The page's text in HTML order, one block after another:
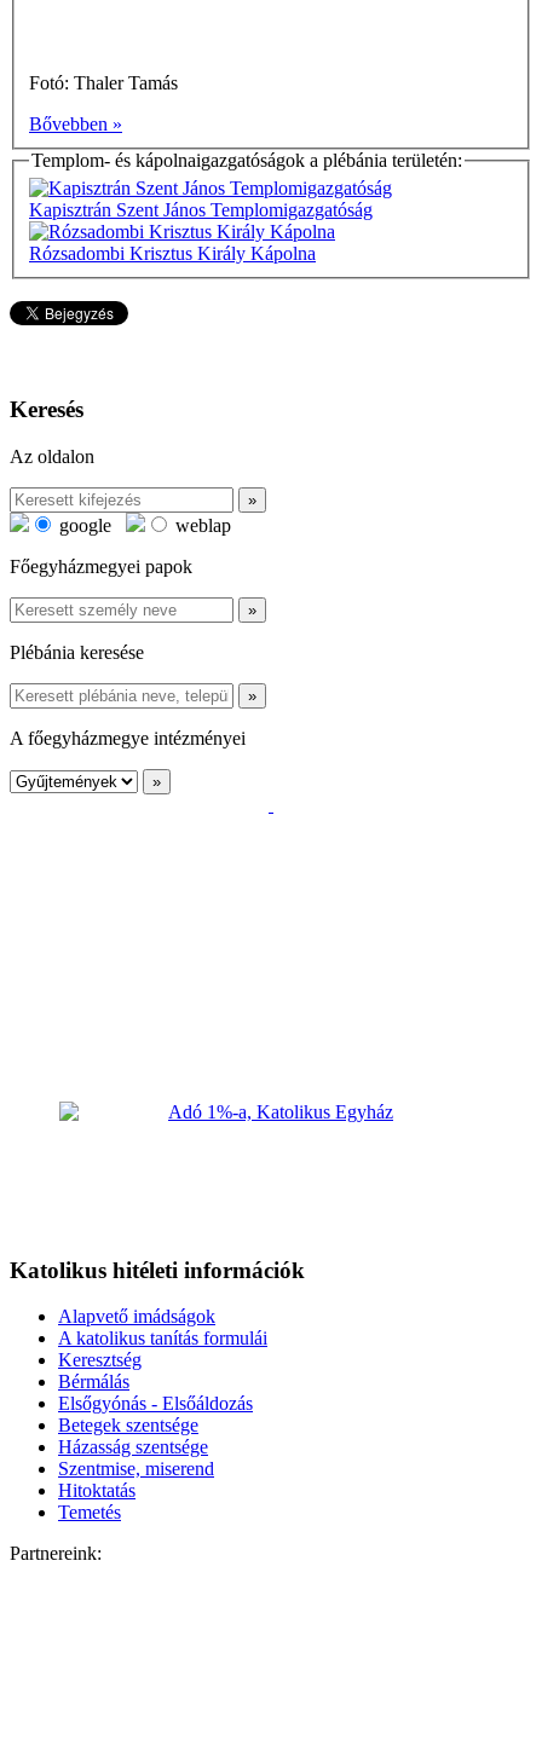
Fotó: Thaler Tamás
Bővebben »
Templom- és kápolnaigazgatóságok a plébánia területén:
Kapisztrán Szent János Templomigazgatóság
Rózsadombi Krisztus Király Kápolna
Keresés
Az oldalon
google
weblap
Főegyházmegyei papok
Plébánia keresése
A főegyházmegye intézményei
Katolikus hitéleti információk
Alapvető imádságok
A katolikus tanítás formulái
Keresztség
Bérmálás
Elsőgyónás - Elsőáldozás
Betegek szentsége
Házasság szentsége
Szentmise, miserend
Hitoktatás
Temetés
Partnereink: